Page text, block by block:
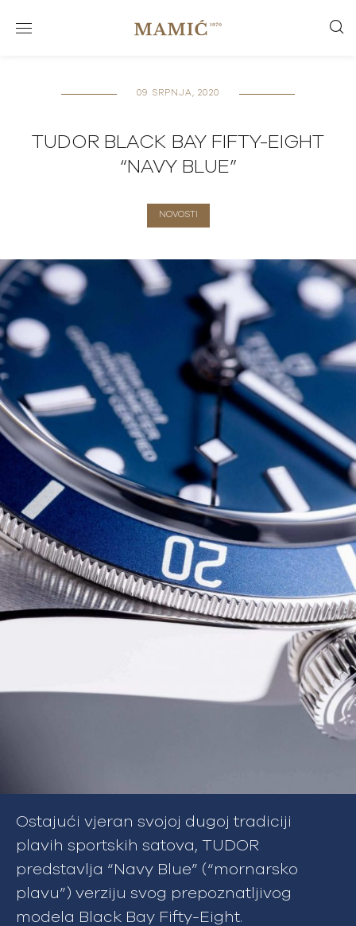
09 SRPNJA, 2020
TUDOR BLACK BAY FIFTY-EIGHT
“NAVY BLUE”
NOVOSTI
Ostajući vjeran svojoj dugoj tradiciji
plavih sportskih satova, TUDOR
predstavlja “Navy Blue” (“mornarsko
plavu”) verziju svog prepoznatljivog
modela Black Bay Fifty-Eight.